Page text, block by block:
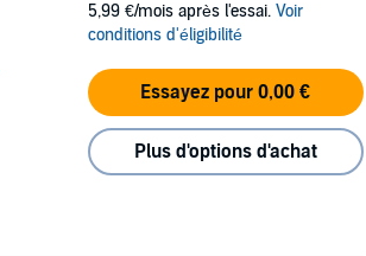
5,99 €/mois après l'essai. Voir
conditions d'éligibilité
Essayez pour 0,00 €
Plus d'options d'achat